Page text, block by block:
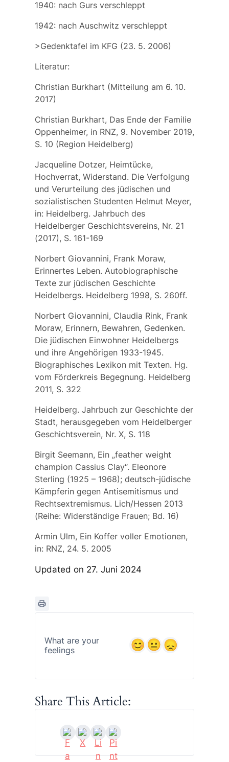
1940: nach Gurs verschleppt
1942: nach Auschwitz verschleppt
>Gedenktafel im KFG (23. 5. 2006)
Literatur:
Christian Burkhart (Mitteilung am 6. 10.
2017)
Christian Burkhart, Das Ende der Familie
Oppenheimer, in RNZ, 9. November 2019,
S. 10 (Region Heidelberg)
Jacqueline Dotzer, Heimtücke,
Hochverrat, Widerstand. Die Verfolgung
und Verurteilung des jüdischen und
sozialistischen Studenten Helmut Meyer,
in: Heidelberg. Jahrbuch des
Heidelberger Geschichtsvereins, Nr. 21
(2017), S. 161-169
Norbert Giovannini, Frank Moraw,
Erinnertes Leben. Autobiographische
Texte zur jüdischen Geschichte
Heidelbergs. Heidelberg 1998, S. 260ff.
Norbert Giovannini, Claudia Rink, Frank
Moraw, Erinnern, Bewahren, Gedenken.
Die jüdischen Einwohner Heidelbergs
und ihre Angehörigen 1933-1945.
Biographisches Lexikon mit Texten. Hg.
vom Förderkreis Begegnung. Heidelberg
2011, S. 322
Heidelberg. Jahrbuch zur Geschichte der
Stadt, herausgegeben vom Heidelberger
Geschichtsverein, Nr. X, S. 118
Birgit Seemann, Ein „feather weight
champion Cassius Clay“. Eleonore
Sterling (1925 – 1968); deutsch-jüdische
Kämpferin gegen Antisemitismus und
Rechtsextremismus. Lich/Hessen 2013
(Reihe: Widerständige Frauen; Bd. 16)
Armin Ulm, Ein Koffer voller Emotionen,
in: RNZ, 24. 5. 2005
Updated on 27. Juni 2024
What are your
feelings
Share This Article: